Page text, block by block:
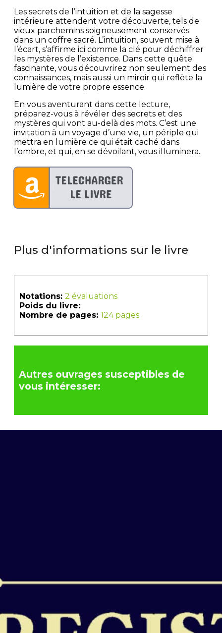
Les secrets de l’intuition et de la sagesse
intérieure attendent votre découverte, tels de
vieux parchemins soigneusement conservés
dans un coffre sacré. L’intuition, souvent mise à
l’écart, s’affirme ici comme la clé pour déchiffrer
les mystères de l’existence. Dans cette quête
fascinante, vous découvrirez non seulement des
connaissances, mais aussi un miroir qui reflète la
lumière de votre propre essence.
En vous aventurant dans cette lecture,
préparez-vous à révéler des secrets et des
mystères qui vont au-delà des mots. C’est une
invitation à un voyage d’une vie, un périple qui
mettra en lumière ce qui était caché dans
l’ombre, et qui, en se dévoilant, vous illuminera.
Plus d'informations sur le livre
Notations: 2 évaluations
Poids du livre:
Nombre de pages: 124 pages
Autres ouvrages susceptibles de
vous intéresser: